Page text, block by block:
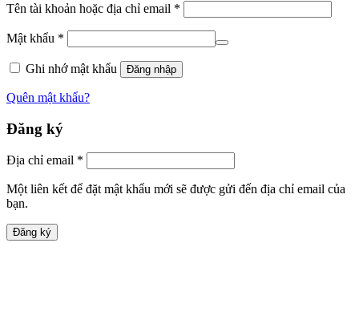
Tên tài khoản hoặc địa chỉ email *
Mật khẩu *
Ghi nhớ mật khẩu Đăng nhập
Quên mật khẩu?
Đăng ký
Địa chỉ email *
Một liên kết để đặt mật khẩu mới sẽ được gửi đến địa chỉ email của
bạn.
Đăng ký